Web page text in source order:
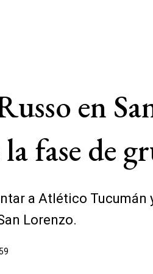
en
fase de
a Atlético Tucumán
Lorenzo.